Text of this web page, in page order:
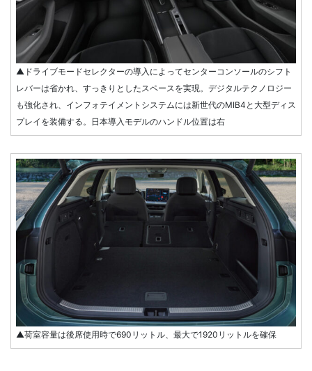
▲ドライブモードセレクターの導入によってセンターコンソールのシフト
レバーは省かれ、すっきりとしたスペースを実現。デジタルテクノロジー
も強化され、インフォテイメントシステムには新世代のMIB4と大型ディス
プレイを装備する。日本導入モデルのハンドル位置は右
▲荷室容量は後席使用時で690リットル、最大で1920リットルを確保